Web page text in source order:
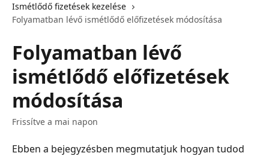
Ismétlődő fizetések kezelése
Folyamatban lévő ismétlődő előfizetések módosítása
Folyamatban lévő
ismétlődő előfizetések
módosítása
Frissítve a mai napon
Ebben a bejegyzésben megmutatjuk hogyan tudod